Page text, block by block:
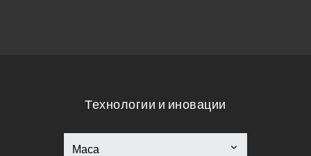
Технологии и иновации